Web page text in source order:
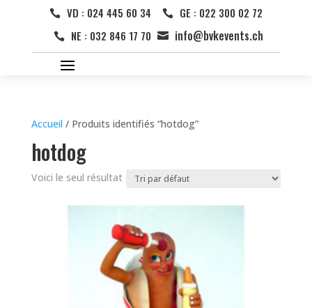
 VD : 024 445 60 34  GE : 022 300 02 72
 NE : 032 846 17 70  info@bvkevents.ch
Accueil / Produits identifiés “hotdog”
hotdog
Voici le seul résultat